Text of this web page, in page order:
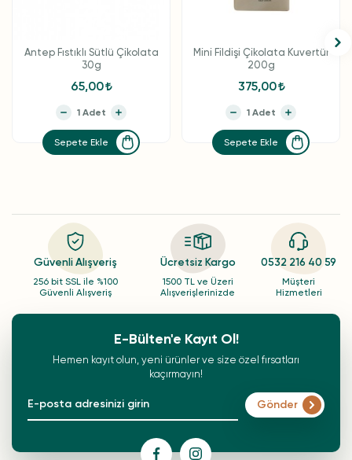
Antep Fıstıklı Sütlü Çikolata
30g
65,00
Sepete Ekle
Mini Fildişi Çikolata Kuvertür
200g
375,00
Sepete Ekle
Güvenli Alışveriş
256 bit SSL ile %100
Güvenli Alışveriş
Ücretsiz Kargo
1500 TL ve Üzeri
Alışverişlerinizde
0532 216 40 59
Müşteri
Hizmetleri
E-Bülten'e Kayıt Ol!
Hemen kayıt olun, yeni ürünler ve size özel fırsatları
kaçırmayın!
Gönder